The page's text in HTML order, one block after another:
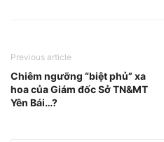
Previous article
Chiêm ngưỡng “biệt phủ” xa
hoa của Giám đốc Sở TN&MT
Yên Bái…?